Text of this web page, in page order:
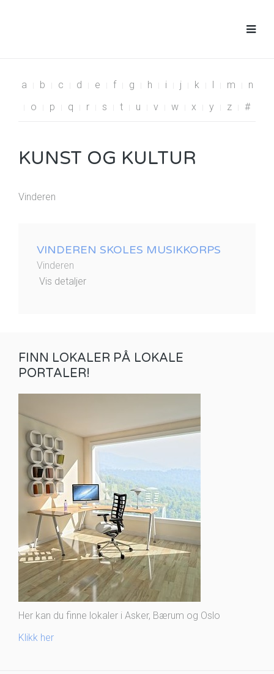
a b c d e f g h i j k l m
n
o
p q r s t u v w x y z #
KUNST OG KULTUR
Vinderen
VINDEREN SKOLES MUSIKKORPS
Vinderen
Vis detaljer
FINN LOKALER PÅ LOKALE
PORTALER!
Her kan du finne lokaler i Asker, Bærum og Oslo
Klikk her